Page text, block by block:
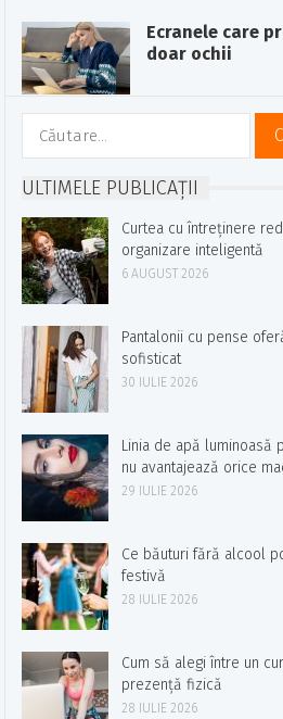
Ecranele care
doar ochii
Caută
după:
ULTIMELE PUBLICAȚII
Curtea cu întreținere
organizare inteligentă
6 AUGUST 2026
Pantalonii cu pense
sofisticat
30 IULIE 2026
Linia de apă luminoasă
nu avantajează orice
29 IULIE 2026
Ce băuturi fără alcool
festivă
28 IULIE 2026
Cum să alegi între un
prezență fizică
28 IULIE 2026